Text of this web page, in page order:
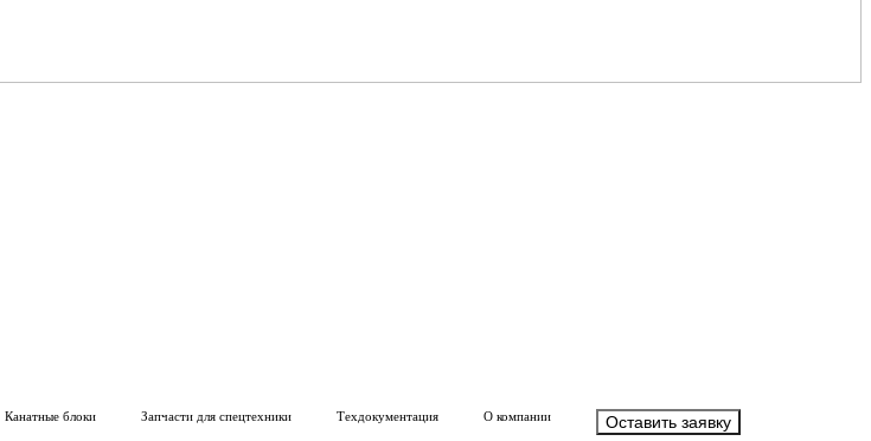
Канатные блоки Запчасти для спецтехники Техдокументация О компании Оставить заявку